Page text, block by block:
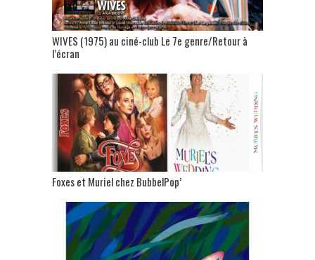
WIVES (1975) au ciné-club Le 7e genre/Retour à
l’écran
Foxes et Muriel chez BubbelPop’